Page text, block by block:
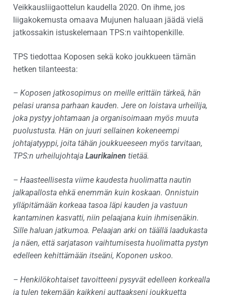
Veikkausliigaottelun kaudella 2020. On ihme, jos
liigakokemusta omaava Mujunen haluaan jäädä vielä
jatkossakin istuskelemaan TPS:n vaihtopenkille.
TPS tiedottaa Koposen sekä koko joukkueen tämän
hetken tilanteesta:
– Koposen jatkosopimus on meille erittäin tärkeä, hän
pelasi uransa parhaan kauden. Jere on loistava urheilija,
joka pystyy johtamaan ja organisoimaan myös muuta
puolustusta. Hän on juuri sellainen kokeneempi
johtajatyyppi, joita tähän joukkueeseen myös tarvitaan,
TPS:n urheilujohtaja Laurikainen tietää.
– Haasteellisesta viime kaudesta huolimatta nautin
jalkapallosta ehkä enemmän kuin koskaan. Onnistuin
ylläpitämään korkeaa tasoa läpi kauden ja vastuun
kantaminen kasvatti, niin pelaajana kuin ihmisenäkin.
Sille haluan jatkumoa. Pelaajan arki on täällä laadukasta
ja näen, että sarjatason vaihtumisesta huolimatta pystyn
edelleen kehittämään itseäni, Koponen uskoo.
– Henkilökohtaiset tavoitteeni pysyvät edelleen korkealla
ja tulen tekemään kaikkeni auttaakseni joukkuetta